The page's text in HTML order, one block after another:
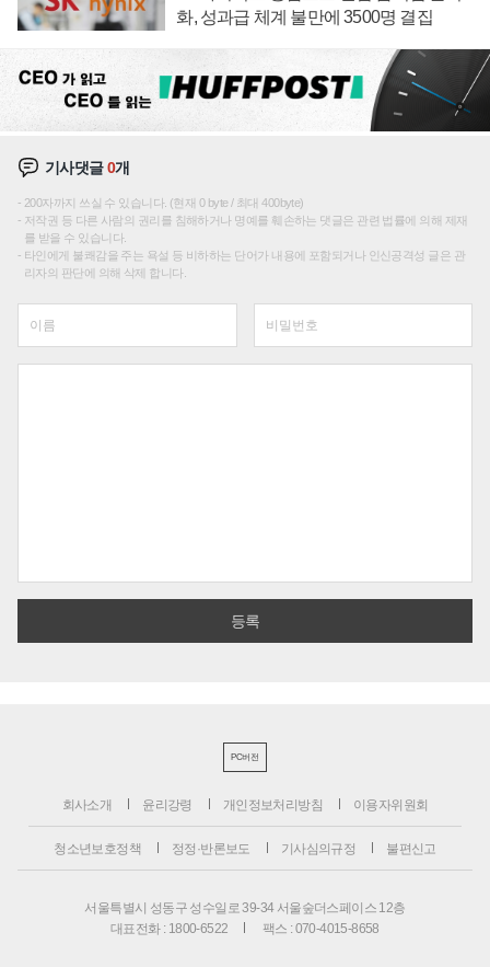
화, 성과급 체계 불만에 3500명 결집
기사댓글0개
200자까지 쓰실 수 있습니다. (현재 0 byte / 최대 400byte)
저작권 등 다른 사람의 권리를 침해하거나 명예를 훼손하는 댓글은 관련 법률에 의해 제재
를 받을 수 있습니다.
타인에게 불쾌감을 주는 욕설 등 비하하는 단어가 내용에 포함되거나 인신공격성 글은 관
리자의 판단에 의해 삭제 합니다.
PC버전
회사소개 윤리강령 개인정보처리방침 이용자위원회
청소년보호정책 정정·반론보도 기사심의규정 불편신고
서울특별시 성동구 성수일로 39-34 서울숲더스페이스 12층
대표전화 : 1800-6522
팩스 : 070-4015-8658